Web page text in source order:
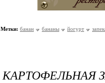
Метки: банан бананы йогурт
КАРТОФЕЛЬНАЯ